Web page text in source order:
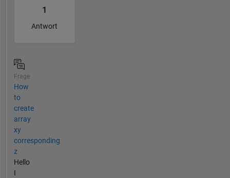
1
Antwort
Frage
How
to
create
array
xy
corresponding
z
Hello
I